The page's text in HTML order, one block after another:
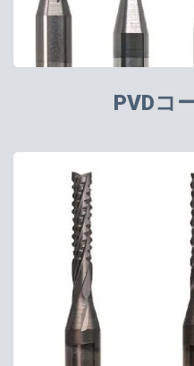
PVDコ